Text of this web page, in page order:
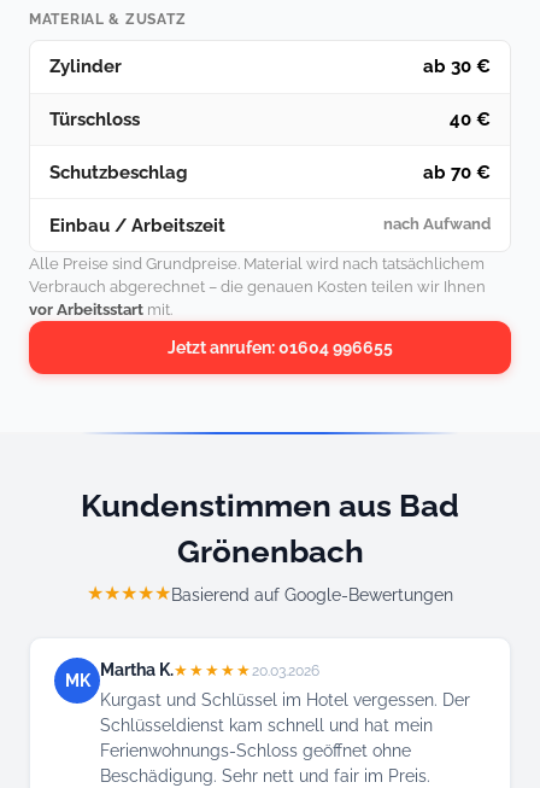
MATERIAL & ZUSATZ
Zylinder ab 30 €
Türschloss 40 €
Schutzbeschlag ab 70 €
Einbau / Arbeitszeit nach Aufwand
Alle Preise sind Grundpreise. Material wird nach tatsächlichem
Verbrauch abgerechnet – die genauen Kosten teilen wir Ihnen
vor Arbeitsstart mit.
Jetzt anrufen: 01604 996655
Kundenstimmen aus Bad
Grönenbach
★★★★★Basierend auf Google-Bewertungen
MK
Martha K.★★★★★20.03.2026
Kurgast und Schlüssel im Hotel vergessen. Der
Schlüsseldienst kam schnell und hat mein
Ferienwohnungs-Schloss geöffnet ohne
Beschädigung. Sehr nett und fair im Preis.